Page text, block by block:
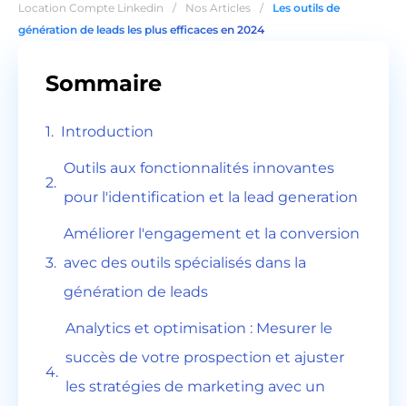
Location Compte Linkedin / Nos Articles /
Les outils de
génération de leads les plus efficaces en 2024
Sommaire
Introduction
Outils aux fonctionnalités innovantes
pour l'identification et la lead generation
Améliorer l'engagement et la conversion
avec des outils spécialisés dans la
génération de leads
Analytics et optimisation : Mesurer le
succès de votre prospection et ajuster
les stratégies de marketing avec un